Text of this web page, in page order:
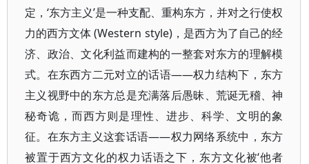
定，‘东方主义’是一种支配、重构东方，并对之行使权
力的西方文体 (Western style)，是西方为了自己的经
济、政治、文化利益而建构的一整套对东方的理解模
式。在东西方二元对立的话语——权力结构下，东方
主义视野中的东方总是充满落后愚昧、荒诞无稽、神
秘奇诡，而西方则是理性、进步、科学、文明的象
征。在东方主义这套话语——权力网络系统中，东方
被置于西方文化的权力话语之下，东方文化被‘他者